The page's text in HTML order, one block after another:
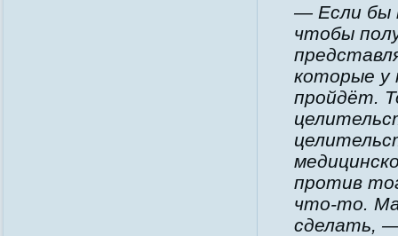
— Если бы
чтобы
которые у
пройдёт.
против
что-то.
сделать,